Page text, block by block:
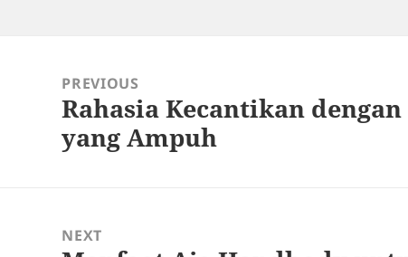
navigationPREVIOUS
Previous
post:
Rahasia Kecantikan
yang Ampuh
NEXT